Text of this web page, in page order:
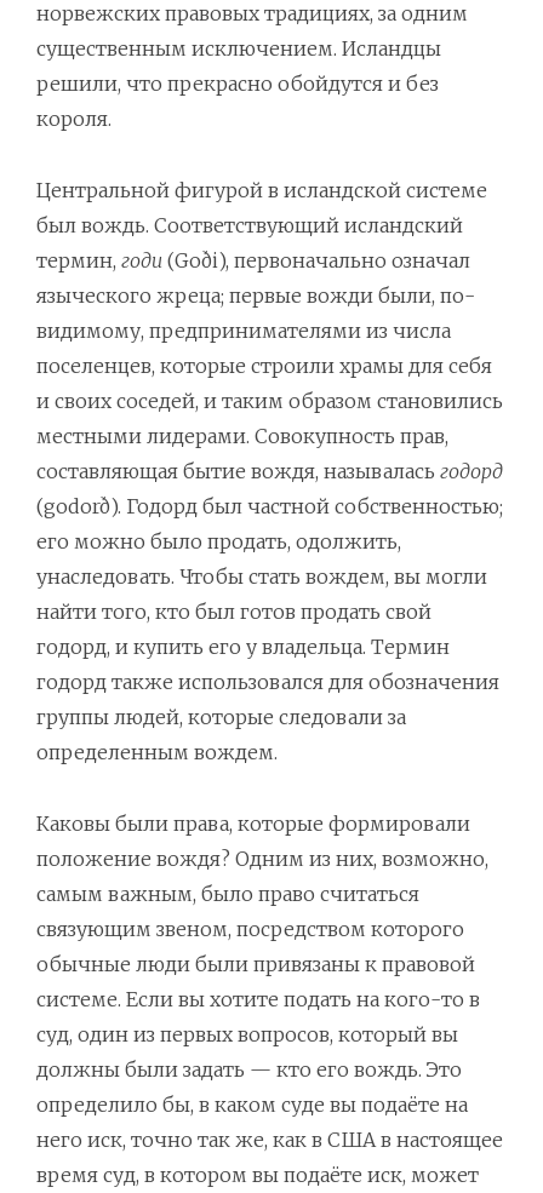
норвежских правовых традициях, за одним
существенным исключением. Исландцы
решили, что прекрасно обойдутся и без
короля.
Центральной фигурой в исландской системе
был вождь. Соответствующий исландский
термин, годи (Goði), первоначально означал
языческого жреца; первые вожди были, по-
видимому, предпринимателями из числа
поселенцев, которые строили храмы для себя
и своих соседей, и таким образом становились
местными лидерами. Совокупность прав,
составляющая бытие вождя, называлась годорд
(godorð). Годорд был частной собственностью;
его можно было продать, одолжить,
унаследовать. Чтобы стать вождем, вы могли
найти того, кто был готов продать свой
годорд, и купить его у владельца. Термин
годорд также использовался для обозначения
группы людей, которые следовали за
определенным вождем.
Каковы были права, которые формировали
положение вождя? Одним из них, возможно,
самым важным, было право считаться
связующим звеном, посредством которого
обычные люди были привязаны к правовой
системе. Если вы хотите подать на кого-то в
суд, один из первых вопросов, который вы
должны были задать — кто его вождь. Это
определило бы, в каком суде вы подаёте на
него иск, точно так же, как в США в настоящее
время суд, в котором вы подаёте иск, может